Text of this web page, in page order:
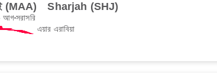
(MAA) Sharjah (SHJ)
আগসরাসরি
এয়ার এরাবিয়া